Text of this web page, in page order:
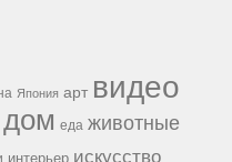
Япония арт видео
дом еда животные
искусство